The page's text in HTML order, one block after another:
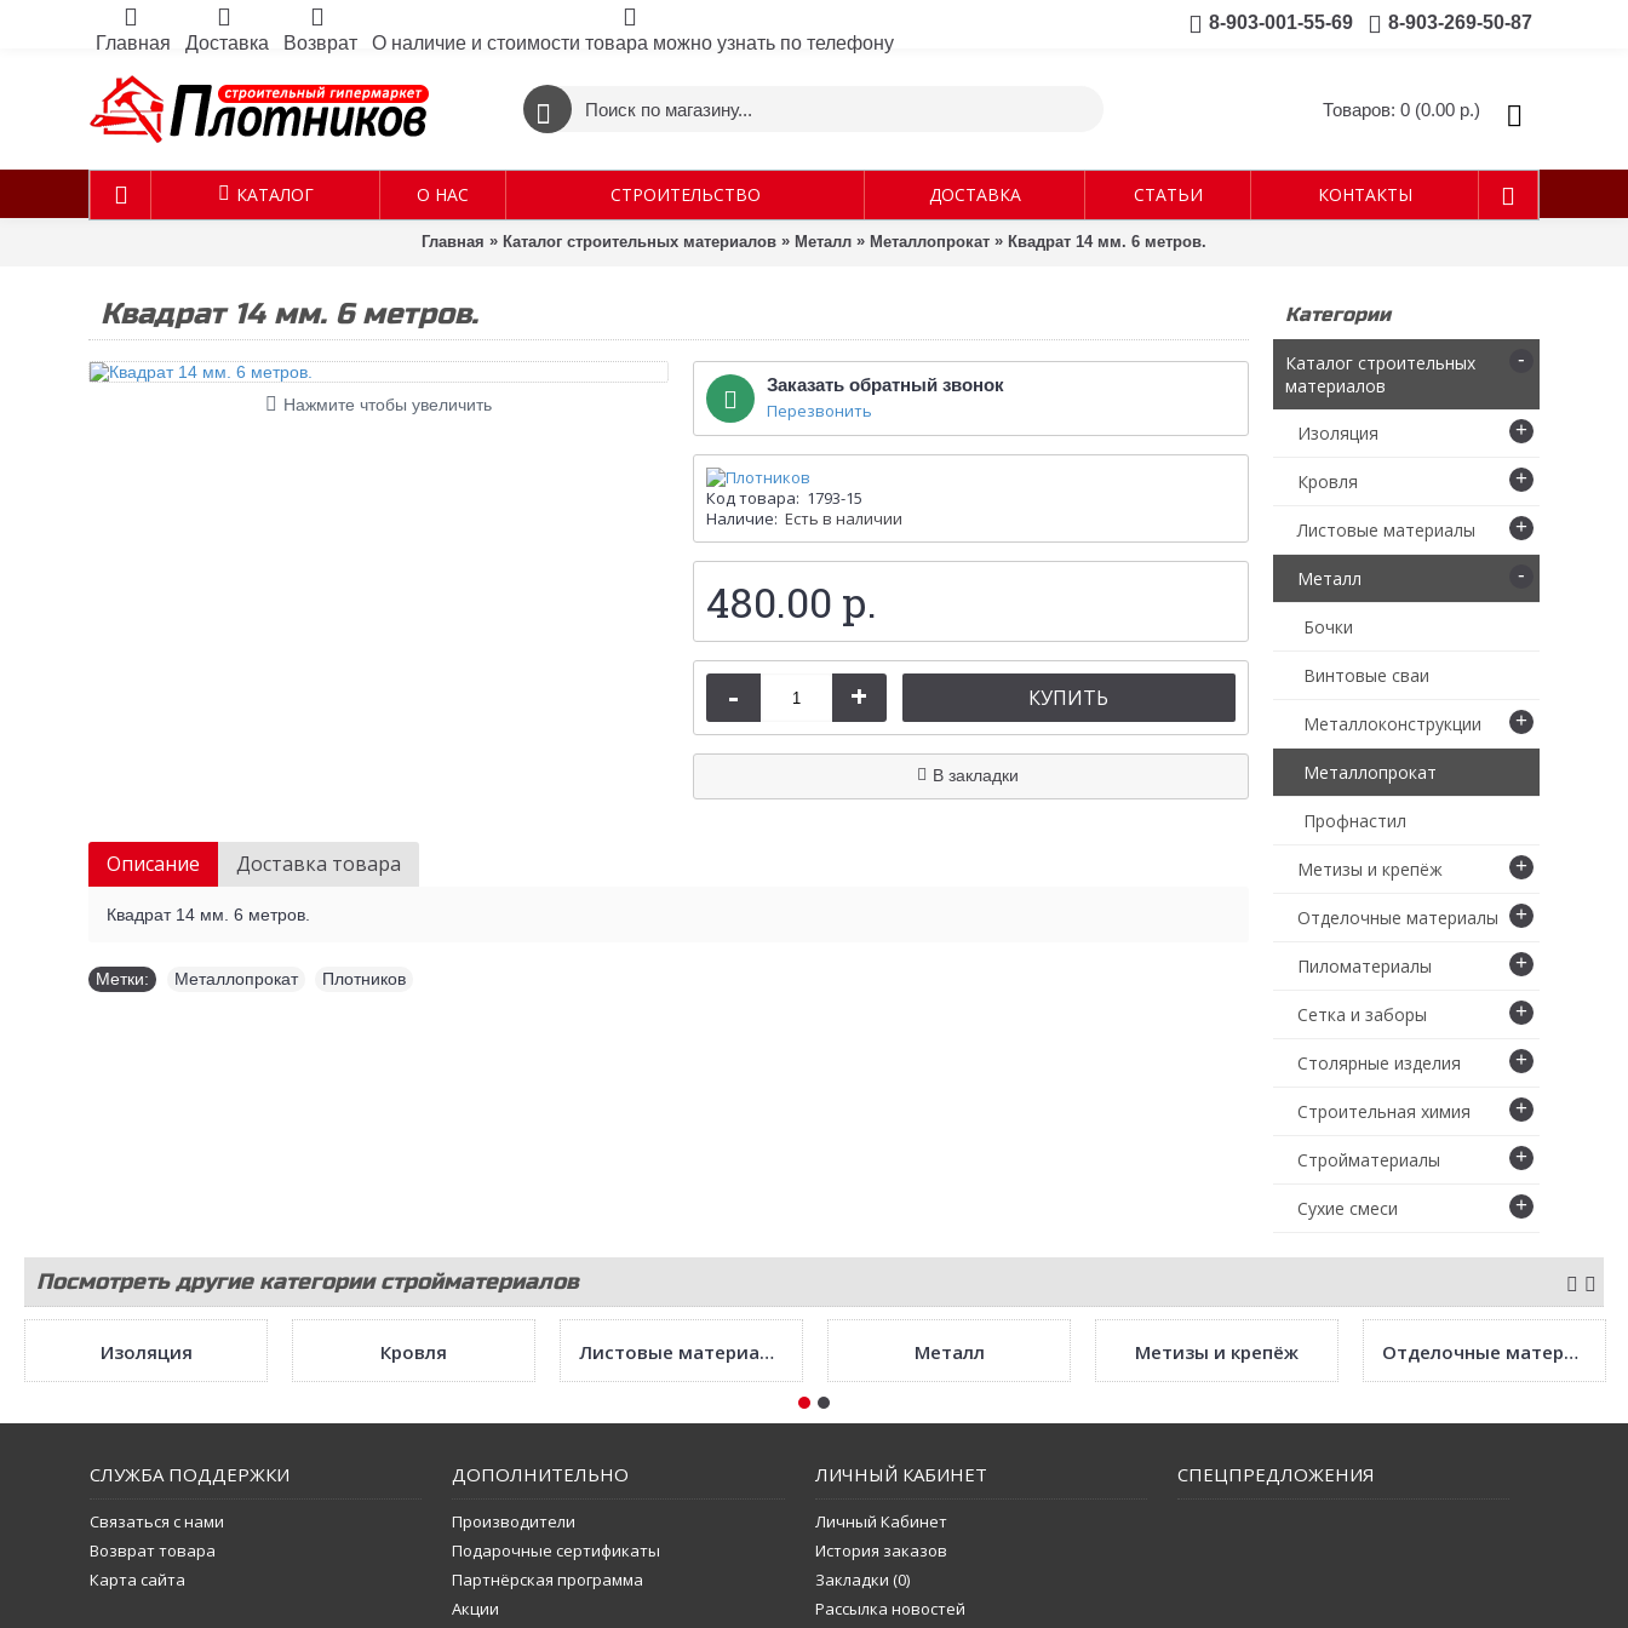
Главная Доставка Возврат О наличие и стоимости товара можно узнать по телефону
8-903-001-55-69 8-903-269-50-87
Товаров: 0 (0.00 р.)
КАТАЛОГ О НАС СТРОИТЕЛЬСТВО ДОСТАВКА СТАТЬИ КОНТАКТЫ
Главная » Каталог строительных материалов » Металл » Металлопрокат » Квадрат 14 мм. 6 метров.
Категории
Каталог строительных
материалов
-
Изоляция +
Кровля +
Листовые материалы +
Металл -
Бочки
Винтовые сваи
Металлоконструкции +
Металлопрокат
Профнастил
Метизы и крепёж +
Отделочные материалы +
Пиломатериалы +
Сетка и заборы +
Столярные изделия +
Строительная химия +
Стройматериалы +
Сухие смеси +
Квадрат 14 мм. 6 метров.
Нажмите чтобы увеличить
Заказать обратный звонок
Перезвонить
Код товара: 1793-15
Наличие: Есть в наличии
480.00 р.
- + КУПИТЬ
В закладки
Описание Доставка товара
Квадрат 14 мм. 6 метров.
Метки: Металлопрокат Плотников
Посмотреть другие категории стройматериалов
Изоляция Кровля Листовые материалы Металл Метизы и крепёж Отделочные материалы
СЛУЖБА ПОДДЕРЖКИ
Связаться с нами
Возврат товара
Карта сайта
ДОПОЛНИТЕЛЬНО
Производители
Подарочные сертификаты
Партнёрская программа
Акции
ЛИЧНЫЙ КАБИНЕТ
Личный Кабинет
История заказов
Закладки (0)
Рассылка новостей
СПЕЦПРЕДЛОЖЕНИЯ